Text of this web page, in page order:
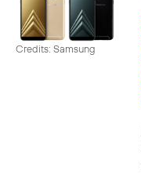
Credits: Samsung